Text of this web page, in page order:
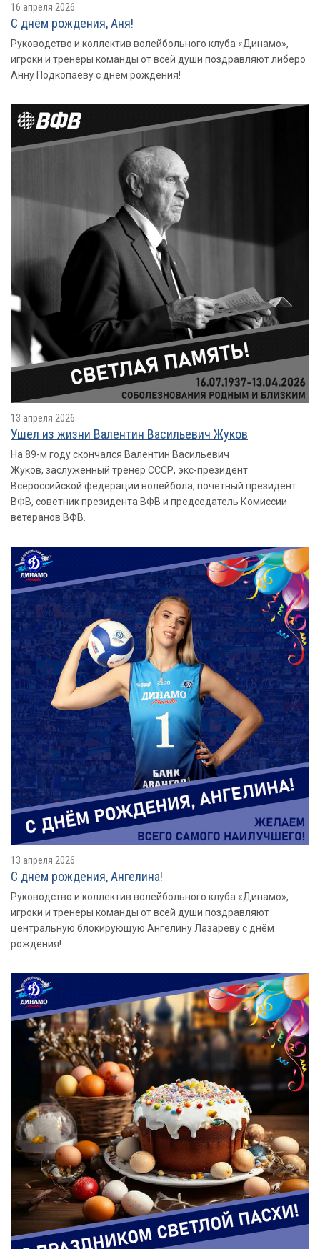
16 апреля 2026
С днём рождения, Аня!
Руководство и коллектив волейбольного клуба «Динамо»,
игроки и тренеры команды от всей души поздравляют либеро
Анну Подкопаеву с днём рождения!
13 апреля 2026
Ушел из жизни Валентин Васильевич Жуков
На 89-м году скончался Валентин Васильевич
Жуков, заслуженный тренер СССР, экс-президент
Всероссийской федерации волейбола, почётный президент
ВФВ, советник президента ВФВ и председатель Комиссии
ветеранов ВФВ.
13 апреля 2026
С днём рождения, Ангелина!
Руководство и коллектив волейбольного клуба «Динамо»,
игроки и тренеры команды от всей души поздравляют
центральную блокирующую Ангелину Лазареву с днём
рождения!